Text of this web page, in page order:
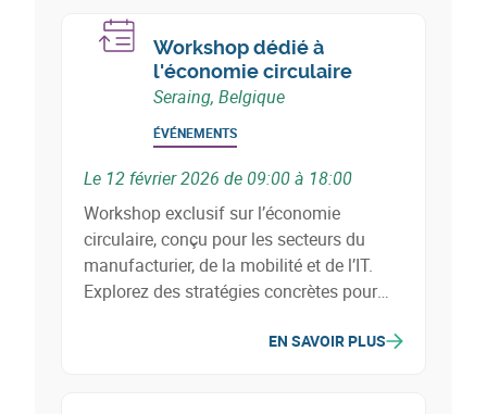
Workshop dédié à
l'économie circulaire
Seraing, Belgique
ÉVÉNEMENTS
Le 12 février 2026 de 09:00 à 18:00
Workshop exclusif sur l’économie
circulaire, conçu pour les secteurs du
manufacturier, de la mobilité et de l’IT.
Explorez des stratégies concrètes pour
environnemental et développer de
EN SAVOIR PLUS